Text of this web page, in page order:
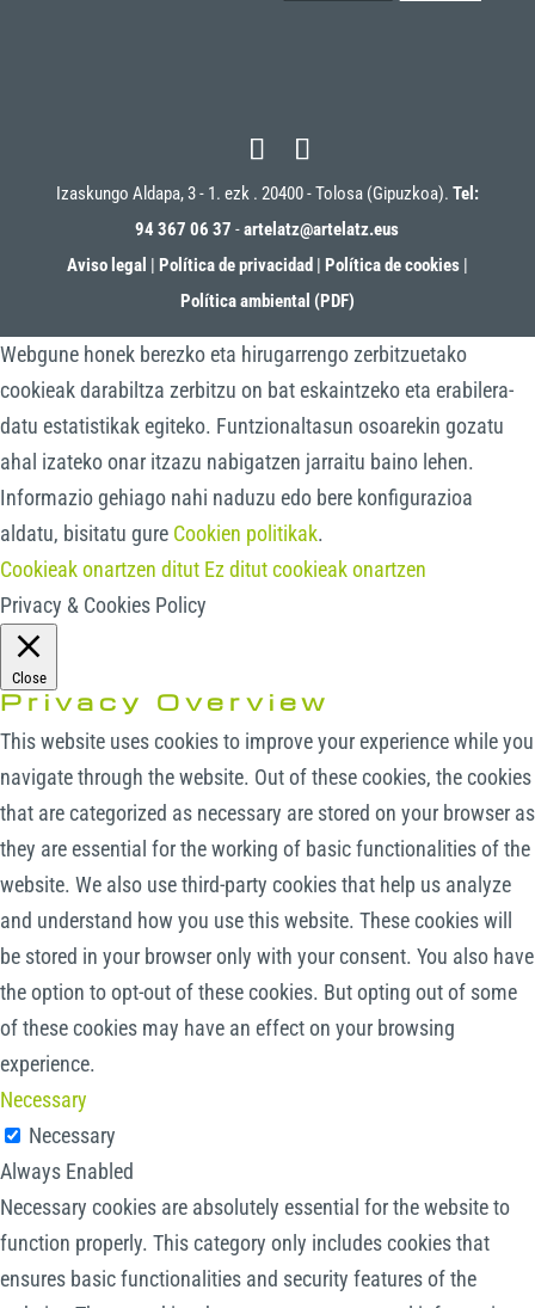
Izaskungo Aldapa, 3 - 1. ezk . 20400 - Tolosa (Gipuzkoa). Tel:
94 367 06 37 -artelatz@artelatz.eus
Aviso legal | Política de privacidad | Política de cookies|
Política ambiental (PDF)
Webgune honek berezko eta hirugarrengo zerbitzuetako
cookieak darabiltza zerbitzu on bat eskaintzeko eta erabilera-
datu estatistikak egiteko. Funtzionaltasun osoarekin gozatu
ahal izateko onar itzazu nabigatzen jarraitu baino lehen.
Informazio gehiago nahi naduzu edo bere konfigurazioa
aldatu, bisitatu gure Cookien politikak.
Cookieak onartzen ditut Ez ditut cookieak onartzen
Privacy & Cookies Policy
Close
Privacy Overview
This website uses cookies to improve your experience while you
navigate through the website. Out of these cookies, the cookies
that are categorized as necessary are stored on your browser as
they are essential for the working of basic functionalities of the
website. We also use third-party cookies that help us analyze
and understand how you use this website. These cookies will
be stored in your browser only with your consent. You also have
the option to opt-out of these cookies. But opting out of some
of these cookies may have an effect on your browsing
experience.
Necessary
Necessary
Always Enabled
Necessary cookies are absolutely essential for the website to
function properly. This category only includes cookies that
ensures basic functionalities and security features of the